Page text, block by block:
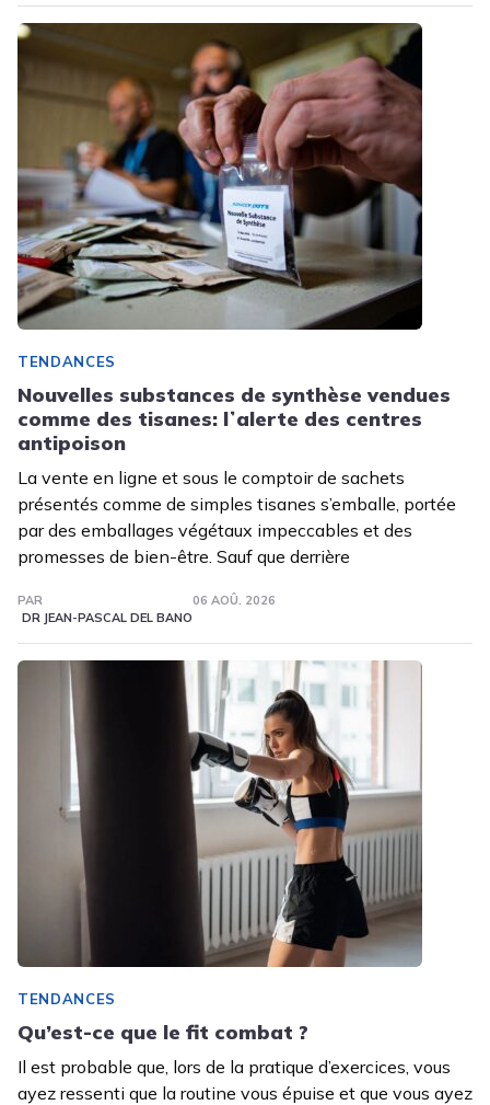
TENDANCES
Nouvelles substances de synthèse vendues
comme des tisanes: lʼalerte des centres
antipoison
La vente en ligne et sous le comptoir de sachets
présentés comme de simples tisanes s’emballe, portée
par des emballages végétaux impeccables et des
promesses de bien-être. Sauf que derrière
PAR
DR JEAN-PASCAL DEL BANO
06 AOÛ. 2026
TENDANCES
Qu’est-ce que le fit combat ?
Il est probable que, lors de la pratique d’exercices, vous
ayez ressenti que la routine vous épuise et que vous ayez